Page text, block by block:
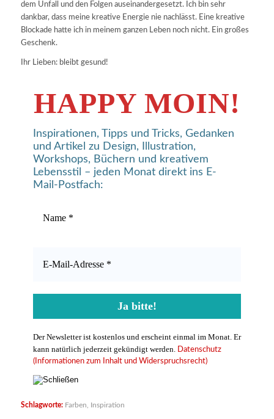
dem Unfall und den Folgen auseinandergesetzt. Ich bin sehr
dankbar, dass meine kreative Energie nie nachlässt. Eine kreative
Blockade hatte ich in meinem ganzen Leben noch nicht. Ein großes
Geschenk.
Ihr Lieben: bleibt gesund!
HAPPY MOIN!
Inspirationen, Tipps und Tricks, Gedanken
und Artikel zu Design, Illustration,
Workshops, Büchern und kreativem
Lebensstil – jeden Monat direkt ins E-
Mail-Postfach:
Der Newsletter ist kostenlos und erscheint einmal im Monat. Er
kann natürlich jederzeit gekündigt werden. Datenschutz
(Informationen zum Inhalt und Widerspruchsrecht)
Schlagworte: Farben Inspiration